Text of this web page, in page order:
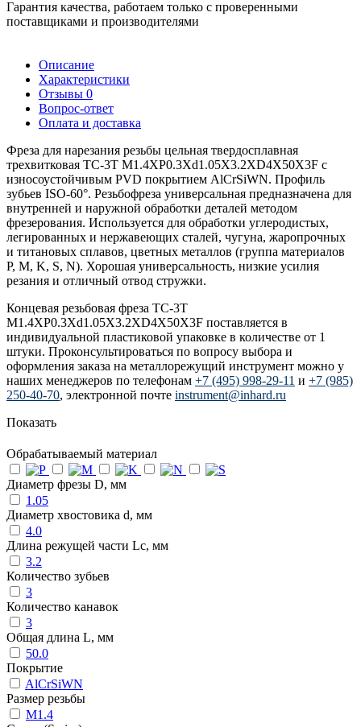
Гарантия качества, работаем только с проверенными
поставщиками и производителями
Описание
Характеристики
Отзывы 0
Вопрос-ответ
Оплата и доставка
Фреза для нарезания резьбы цельная твердосплавная
трехвитковая TC-3T M1.4XP0.3Xd1.05X3.2XD4X50X3F с
износоустойчивым PVD покрытием AlCrSiWN. Профиль
зубьев ISO-60°. Резьбофреза универсальная предназначена для
внутренней и наружной обработки деталей методом
фрезерования. Используется для обработки углеродистых,
легированных и нержавеющих сталей, чугуна, жаропрочных
и титановых сплавов, цветных металлов (группа материалов
P, M, K, S, N). Хорошая универсальность, низкие усилия
резания и отличный отвод стружки.
Концевая резьбовая фреза TC-3T
M1.4XP0.3Xd1.05X3.2XD4X50X3F поставляется в
индивидуальной пластиковой упаковке в количестве от 1
штуки. Проконсультироваться по вопросу выбора и
оформления заказа на металлорежущий инструмент можно у
наших менеджеров по телефонам +7 (495) 998-29-11 и +7 (985)
250-40-70, электронной почте instrument@inhard.ru
Показать
Обрабатываемый материал
Диаметр фрезы D, мм
1.05
Диаметр хвостовика d, мм
4.0
Длина режущей части Lc, мм
3.2
Количество зубьев
3
Количество канавок
3
Общая длина L, мм
50.0
Покрытие
AlCrSiWN
Размер резьбы
M1.4